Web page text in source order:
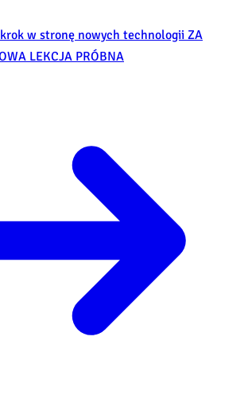
w stronę nowych technologii ZA
LEKCJA PRÓBNA